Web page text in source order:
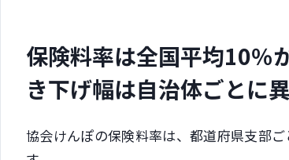
保険料率は全国平均10
き下げ幅は自治体ごとに
協会けんぽの保険料率は、都道府県支部